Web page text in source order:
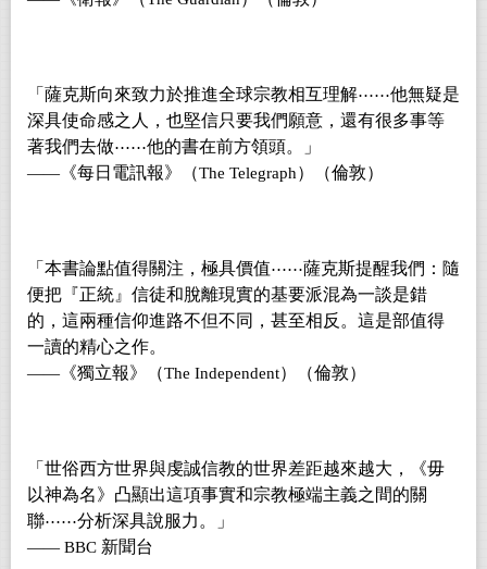
「薩克斯向來致力於推進全球宗教相互理解⋯⋯他無疑是
深具使命感之人，也堅信只要我們願意，還有很多事等
著我們去做⋯⋯他的書在前方領頭。」
—— 《每日電訊報》（The Telegraph）（倫敦）
「本書論點值得關注，極具價值⋯⋯薩克斯提醒我們：隨
便把『正統』信徒和脫離現實的基要派混為一談是錯
的，這兩種信仰進路不但不同，甚至相反。這是部值得
一讀的精心之作。
—— 《獨立報》（The Independent）（倫敦）
「世俗西方世界與虔誠信教的世界差距越來越大，《毋
以神為名》凸顯出這項事實和宗教極端主義之間的關
聯⋯⋯分析深具說服力。」
—— BBC 新聞台